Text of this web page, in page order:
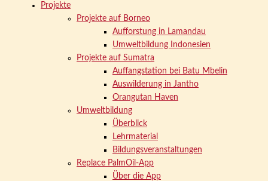
Projekte
Projekte auf Borneo
Aufforstung in Lamandau
Umweltbildung Indonesien
Projekte auf Sumatra
Auffangstation bei Batu Mbelin
Auswilderung in Jantho
Orangutan Haven
Umweltbildung
Überblick
Lehrmaterial
Bildungsveranstaltungen
Replace PalmOil-App
Über die App